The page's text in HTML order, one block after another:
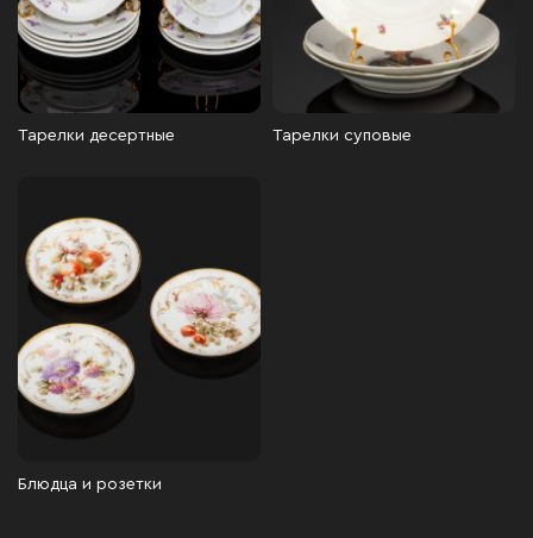
Тарелки десертные Тарелки суповые
Блюдца и розетки